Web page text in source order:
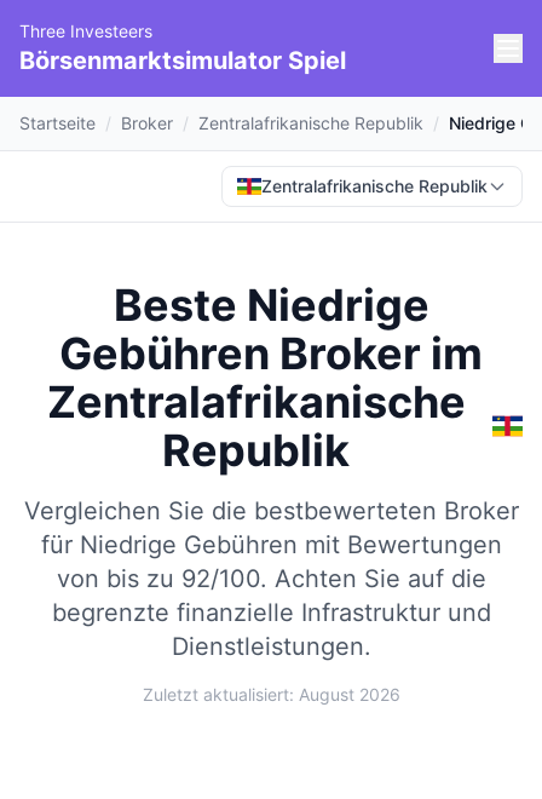
Three Investeers
Börsenmarktsimulator Spiel
Startseite / Broker / Zentralafrikanische Republik / Niedrige
Zentralafrikanische Republik
Beste Niedrige
Gebühren Broker im
Zentralafrikanische
Republik
Vergleichen Sie die bestbewerteten Broker
für Niedrige Gebühren mit Bewertungen
von bis zu 92/100. Achten Sie auf die
begrenzte finanzielle Infrastruktur und
Dienstleistungen.
Zuletzt aktualisiert: August 2026